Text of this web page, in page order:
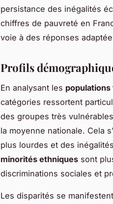
persistance des inégalités
chiffres de pauvreté en
voie à des réponses
Profils
En analysant les
catégories ressortent
des groupes très
la moyenne nationale. Cela
plus lourdes et des
minorités ethniques sont
discriminations sociales et
Les disparités se